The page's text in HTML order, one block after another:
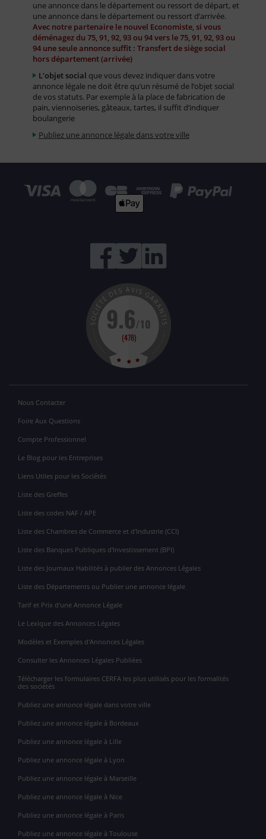
une annonce dans le département ou ressort de départ, et
une annonce dans le département ou ressort d’arrivée.
Avec notre partenaire le nouvel Economiste, si vous
déménagez du 75, 91, 92, 93 ou 94 vers le 75, 91, 92, 93 ou
94 une seule annonce suffit : Transfert de siège social
hors département (arrivée)
L’objet social que vous devez indiquer dans votre
annonce légale ne doit être qu’un résumé de l’objet social
de vos statuts. Par exemple à la place de fabrication de
pain, viennoiseries, gâteaux, tartes, il suffit d’indiquer
boulangerie
Publiez une annonce légale dans votre ville
Nous Contacter
Foire Aux Questions
Compte Professionnel
Le Blog pour les Entreprises
Liens Utiles pour les Sociétés
Liste des Greffes
Liste des codes NAF / APE
Liste des Chambres de Commerce et d'Industrie (CCI)
Liste des Banques Publiques d'Investissement (BPI)
Liste des Journaux Habilités à publier des Annonces Légales
Liste des Départements ou Publier une annonce légale
Tarif et Prix d'une Annonce Légale
Le Lexique des Annonces Légales
Modèles et Exemples d'Annonces Légales
Consulter les Annonces Légales Publiées
Télécharger les formulaires CERFA les plus utilisés pour les formalités
des sociétés
Publiez une annonce légale dans votre ville
Publiez une annonce légale à Bordeaux
Publiez une annonce légale à Lille
Publiez une annonce légale à Lyon
Publiez une annonce légale à Marseille
Publiez une annonce légale à Nice
Publiez une annonce légale à Paris
Publiez une annonce légale à Toulouse